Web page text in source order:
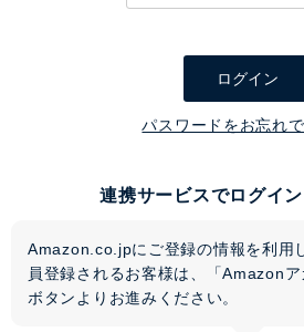
必
ログイン
パスワードをお忘れ
連携サービスでログイ
Amazon.co.jpにご登録の情報を利用
員登録されるお客様は、「Amazonア
ボタンよりお進みください。